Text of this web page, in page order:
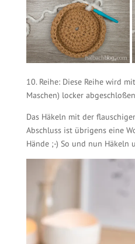
10. Reihe: Diese Reihe wird
Maschen) locker
Das Häkeln mit der
Abschluss ist übrigens eine
Hände ;-) So und nun Häkeln